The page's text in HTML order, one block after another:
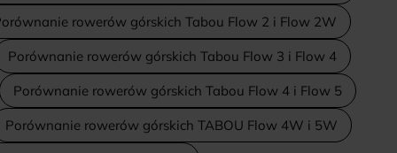
rowerów górskich Tabou Flow 2 i Flow 2W
Porównanie rowerów górskich Tabou Flow 3 i Flow 4
Porównanie rowerów górskich Tabou Flow 4 i Flow 5
Porównanie rowerów górskich TABOU Flow 4W i 5W